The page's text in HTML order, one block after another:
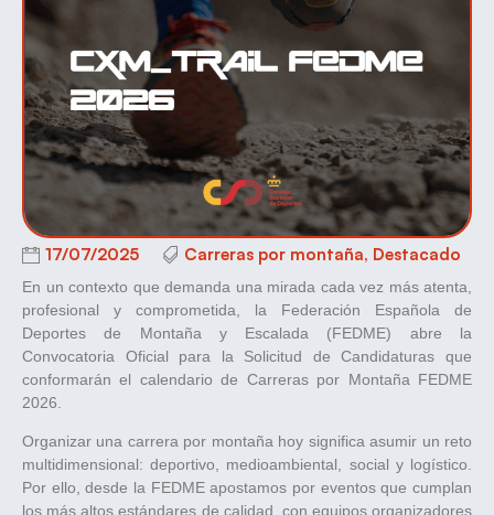
17/07/2025 Carreras por montaña, Destacado
En un contexto que demanda una mirada cada vez más atenta,
profesional y comprometida, la Federación Española de
Deportes de Montaña y Escalada (FEDME) abre la
Convocatoria Oficial para la Solicitud de Candidaturas que
conformarán el calendario de Carreras por Montaña FEDME
2026.
Organizar una carrera por montaña hoy significa asumir un reto
multidimensional: deportivo, medioambiental, social y logístico.
Por ello, desde la FEDME apostamos por eventos que cumplan
los más altos estándares de calidad, con equipos organizadores